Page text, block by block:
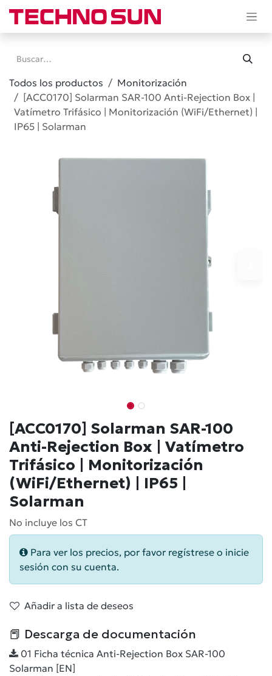
Ir al contenido
Todos los productos
Monitorización
[ACC0170] Solarman SAR-100 Anti-Rejection Box |
Vatímetro Trifásico | Monitorización (WiFi/Ethernet) |
IP65 | Solarman
[ACC0170] Solarman SAR-100
Anti-Rejection Box | Vatímetro
Trifásico | Monitorización
(WiFi/Ethernet) | IP65 |
Solarman
No incluye los CT
Para ver los precios, por favor regístrese o inicie
sesión con su cuenta.
Añadir a lista de deseos
📕 Descarga de documentación
01 Ficha técnica Anti-Rejection Box SAR-100
Solarman [EN]